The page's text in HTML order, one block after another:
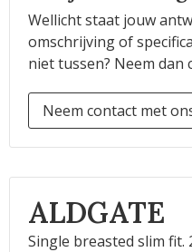
Wellicht staat jouw
omschrijving of
niet tussen? Neem dan
Neem contact met
ALDGATE
Single breasted slim